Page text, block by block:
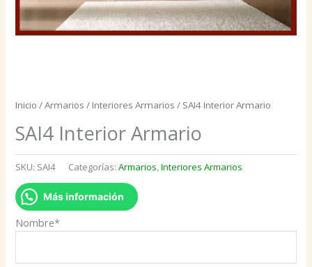
Inicio /Armarios / Interiores Armarios / SAI4 Interior Armario
SAI4 Interior Armario
SKU: SAI4 Categorías:Armarios,Interiores Armarios
Más información
Nombre*